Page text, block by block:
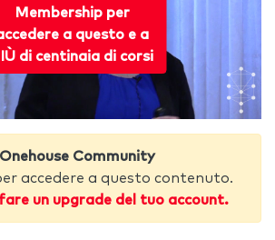
Membership per
a questo e a
di centinaia di corsi
Onehouse Community
accedere a questo contenuto.
un upgrade del tuo account.